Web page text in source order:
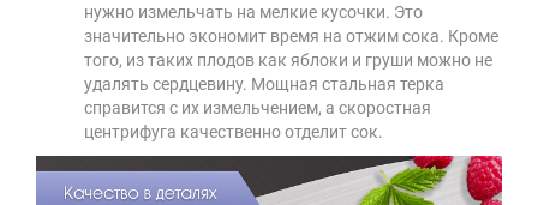
нужно измельчать на мелкие кусочки. Это
значительно экономит время на отжим сока. Кроме
того, из таких плодов как яблоки и груши можно не
удалять сердцевину. Мощная стальная терка
справится с их измельчением, а скоростная
центрифуга качественно отделит сок.